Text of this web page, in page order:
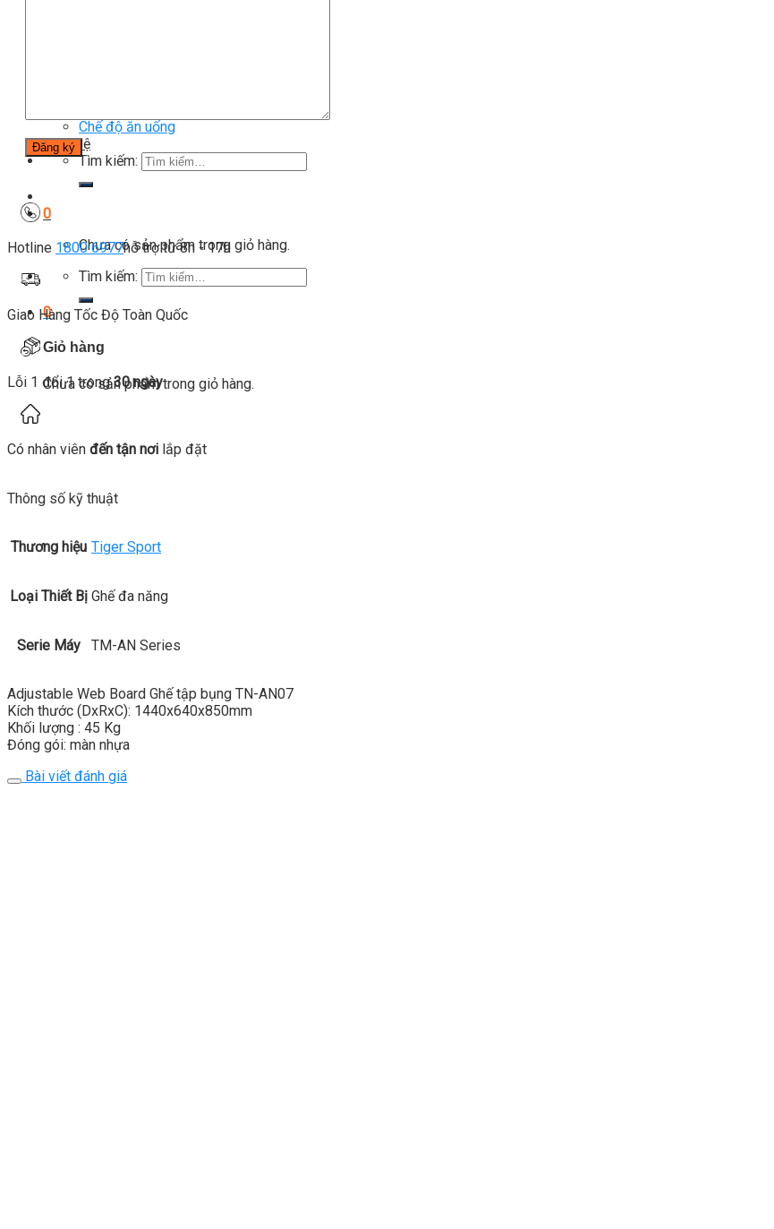
Chế độ ăn uống
Liên Hệ
Tìm kiếm:
0
Chưa có sản phẩm trong giỏ hàng.
Tìm kiếm:
0
Giỏ hàng
Chưa có sản phẩm trong giỏ hàng.
Hotline 1800 6977hỗ trợ từ 8h - 17h
Giao Hàng Tốc Độ Toàn Quốc
Lỗi 1 đổi 1 trong30 ngày
Có nhân viên đến tận nơi lắp đặt
Thông số kỹ thuật
Thương hiệu Tiger Sport
Loại Thiết Bị Ghế đa năng
Serie Máy TM-AN Series
Adjustable Web Board Ghế tập bụng TN-AN07
Kích thước (DxRxC): 1440x640x850mm
Khối lượng : 45 Kg
Đóng gói: màn nhựa
Bài viết đánh giá